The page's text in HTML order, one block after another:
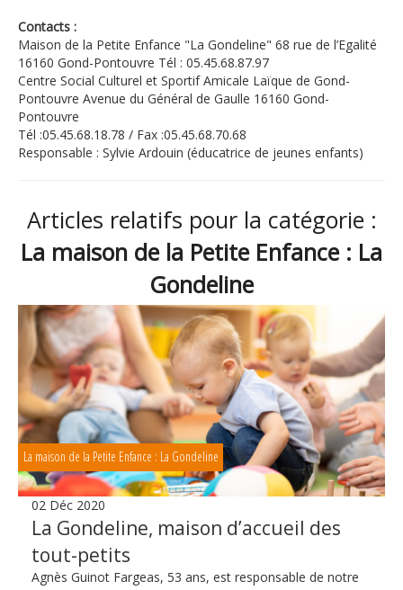
Contacts :
Maison de la Petite Enfance "La Gondeline" 68 rue de l’Egalité
16160 Gond-Pontouvre Tél : 05.45.68.87.97
Centre Social Culturel et Sportif Amicale Laïque de Gond-
Pontouvre Avenue du Général de Gaulle 16160 Gond-
Pontouvre
Tél :05.45.68.18.78 / Fax :05.45.68.70.68
Responsable : Sylvie Ardouin (éducatrice de jeunes enfants)
Articles relatifs pour la catégorie :
La maison de la Petite Enfance : La
Gondeline
La maison de la Petite Enfance : La Gondeline
02 Déc 2020
La Gondeline, maison d’accueil des
tout-petits
Agnès Guinot Fargeas, 53 ans, est responsable de notre